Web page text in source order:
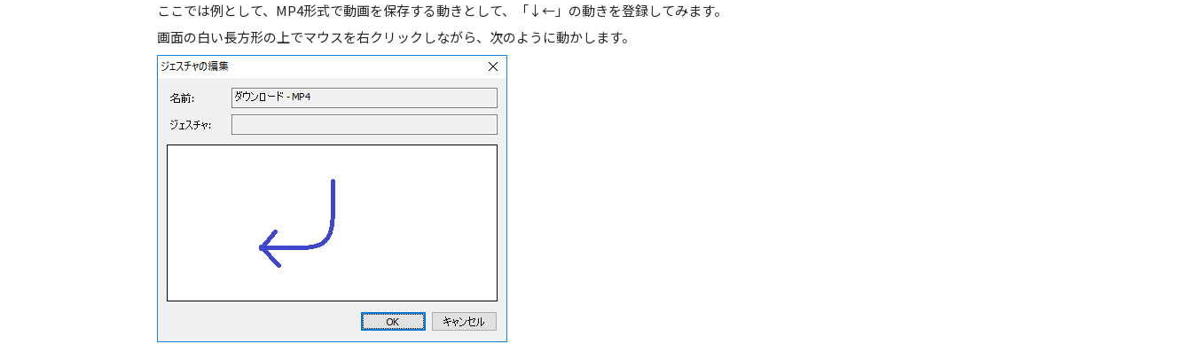
ここでは例として、MP4形式で動画を保存する動きとして、「↓←」の動きを登録してみます。
画面の白い長方形の上でマウスを右クリックしながら、次のように動かします。